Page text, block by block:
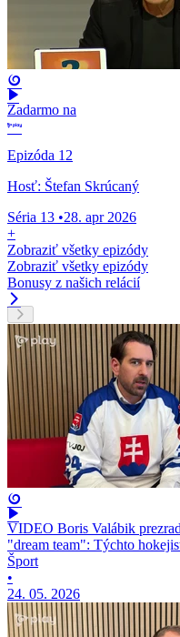
Zadarmo na
Epizóda 12
Hosť: Štefan Skrúcaný
Séria 13 •28. apr 2026
+
Zobraziť všetky epizódy
Zobraziť všetky epizódy
Bonusy z našich relácií
VIDEO Boris Valábik
"dream team": Týchto
Šport
•
24. 05. 2026